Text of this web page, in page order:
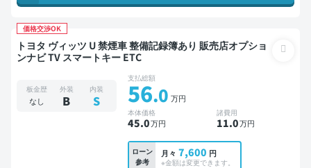
価格交渉OK
トヨタ ヴィッツ U 禁煙車 整備記録簿あり 販売店オプショ
ンナビ TV スマートキー ETC
板金歴
なし
外装
B
内装
S
支払総額
56.0 万円
本体価格
45.0万円
諸費用
11.0万円
ローン
参考
月々 7,600 円
※金額は変更できます。